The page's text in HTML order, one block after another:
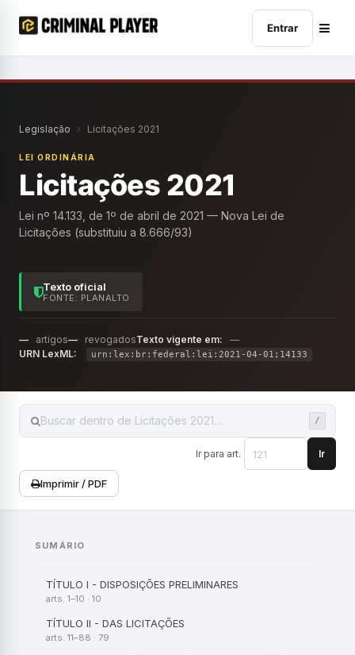
Entrar
Legislação › Licitações 2021
LEI ORDINÁRIA
Licitações 2021
Lei nº 14.133, de 1º de abril de 2021 — Nova Lei de
Licitações (substituiu a 8.666/93)
Texto oficial
FONTE: PLANALTO
— artigos— revogadosTexto vigente em:
—
URN LexML:
urn:lex:br:federal:lei:2021-04-01;14133
Ir para art. Ir
Imprimir / PDF
SUMÁRIO
TÍTULO I - DISPOSIÇÕES PRELIMINARES
arts. 1–10 · 10
TÍTULO II - DAS LICITAÇÕES
arts. 11–88 · 79